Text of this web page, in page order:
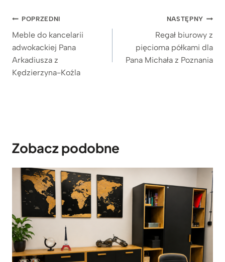
Nawigacja
wpisu
POPRZEDNI
Meble do kancelarii
adwokackiej Pana
Arkadiusza z
Kędzierzyna-Koźla
NASTĘPNY
Regał biurowy z
pięcioma półkami dla
Pana Michała z Poznania
Zobacz podobne